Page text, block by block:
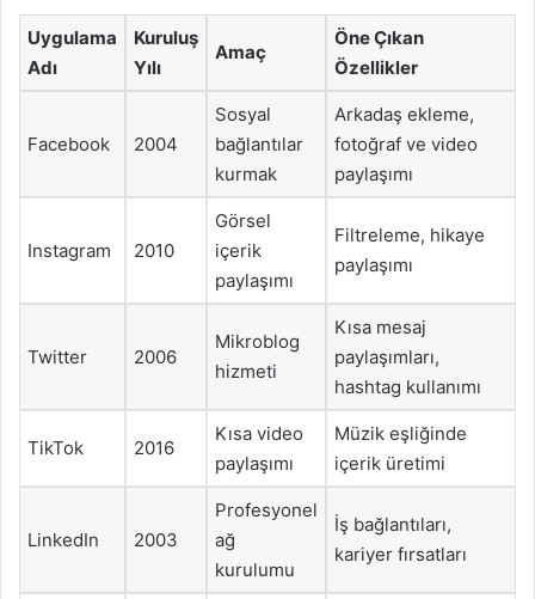
Uygulama
Adı
Kuruluş
Yılı
Amaç
Öne Çıkan
Özellikler
Facebook 2004
Sosyal
bağlantılar
kurmak
Arkadaş ekleme,
fotoğraf ve video
paylaşımı
Instagram 2010
Görsel
içerik
paylaşımı
Filtreleme, hikaye
paylaşımı
Twitter 2006
Mikroblog
hizmeti
Kısa mesaj
paylaşımları,
hashtag kullanımı
TikTok 2016
Kısa video
paylaşımı
Müzik eşliğinde
içerik üretimi
LinkedIn 2003
Profesyonel
ağ
kurulumu
İş bağlantıları,
kariyer fırsatları